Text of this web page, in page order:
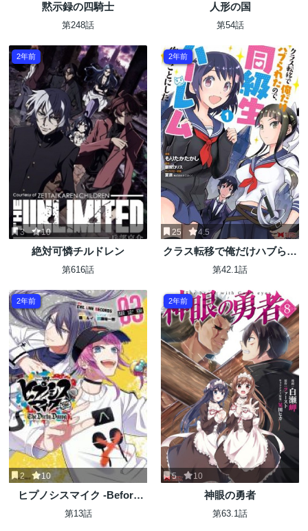
黙示録の四騎士
第248話
人形の国
第54話
2年前
3 10
絶対可憐チルドレン
第616話
2年前
25 4.5
クラス転移で俺だけハブられ
たので、同級生ハーレム作る
第42.1話
2年前
2 10
ヒプノシスマイク -Before
The Battle- The Dirty Dawg
第13話
2年前
5 10
神眼の勇者
第63.1話